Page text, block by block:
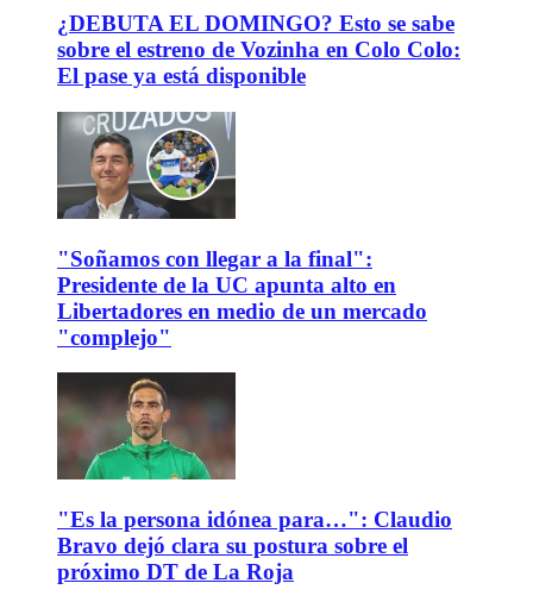
¿DEBUTA EL DOMINGO? Esto se sabe
sobre el estreno de Vozinha en Colo Colo:
El pase ya está disponible
"Soñamos con llegar a la final":
Presidente de la UC apunta alto en
Libertadores en medio de un mercado
"complejo"
"Es la persona idónea para…": Claudio
Bravo dejó clara su postura sobre el
próximo DT de La Roja